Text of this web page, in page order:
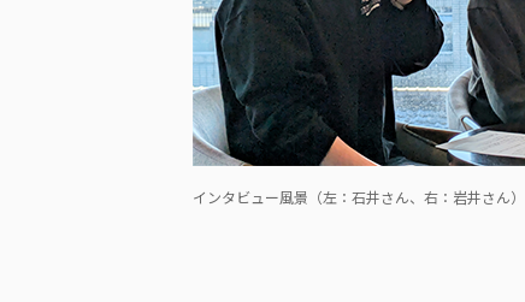
インタビュー風景（左：石井さん、右：岩井さん）